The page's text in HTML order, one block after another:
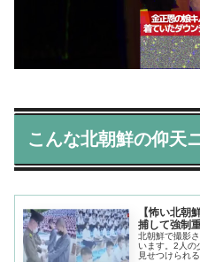
こんな北朝鮮の仰天
【怖い北朝
捕して強制
北朝鮮で撮影
います。2人の
見せつけられ